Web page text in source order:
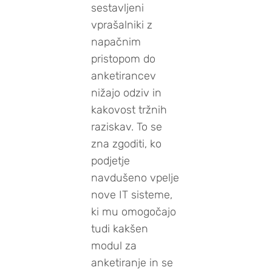
sestavljeni
vprašalniki z
napačnim
pristopom do
anketirancev
nižajo odziv in
kakovost tržnih
raziskav. To se
zna zgoditi, ko
podjetje
navdušeno vpelje
nove IT sisteme,
ki mu omogočajo
tudi kakšen
modul za
anketiranje in se